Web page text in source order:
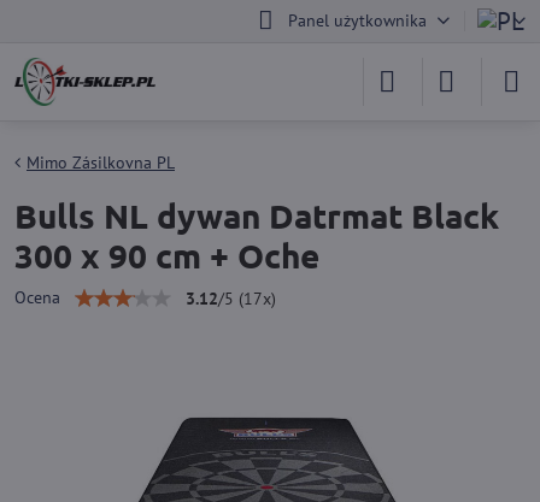
Panel użytkownika
Mimo Zásilkovna PL
Bulls NL dywan Datrmat Black
300 x 90 cm + Oche
Ocena 3.12/5 (17x)